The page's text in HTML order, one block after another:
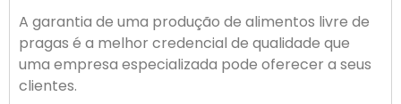
A garantia de uma produção de alimentos livre de
pragas é a melhor credencial de qualidade que
uma empresa especializada pode oferecer a seus
clientes.